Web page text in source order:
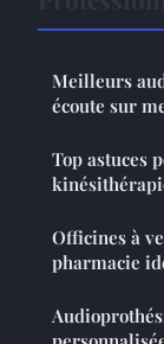
Meilleurs
écoute sur
Top astuces
Officines à
pharmacie